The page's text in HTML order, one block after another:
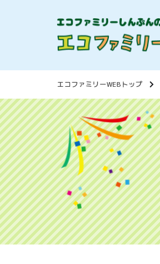
エコファミリーWEBトップ